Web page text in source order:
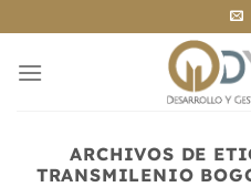
al
contenido
ARCHIVOS DE
TRANSMILENIO